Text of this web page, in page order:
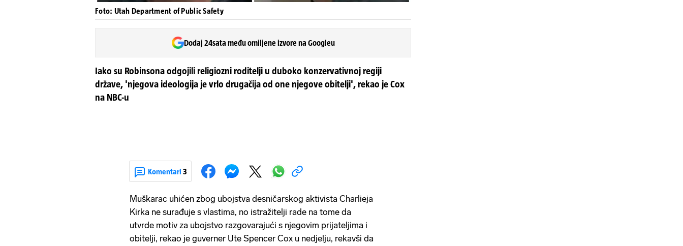
Foto: Utah Department of Public Safety
Dodaj 24sata među omiljene izvore na Googleu
Iako su Robinsona odgojili religiozni roditelji u duboko konzervativnoj regiji
države, 'njegova ideologija je vrlo drugačija od one njegove obitelji', rekao je Cox
na NBC-u
Komentari 3
Muškarac uhićen zbog ubojstva desničarskog aktivista Charlieja
Kirka ne surađuje s vlastima, no istražitelji rade na tome da
utvrde motiv za ubojstvo razgovarajući s njegovim prijateljima i
obitelji, rekao je guverner Ute Spencer Cox u nedjelju, rekavši da